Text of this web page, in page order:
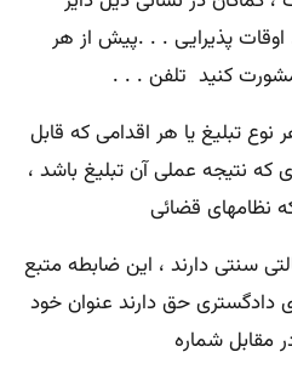
پذیرایی . . .پیش از هر
کنید تلفن . . .
نوع تبلیغ یا هر اقدامی که قابل
که نتیجه عملی آن تبلیغ باشد ،
نظامهای قضائی
سنتی دارند ، این ضابطه متبع
دادگستری حق دارند عنوان خود
مقابل شماره